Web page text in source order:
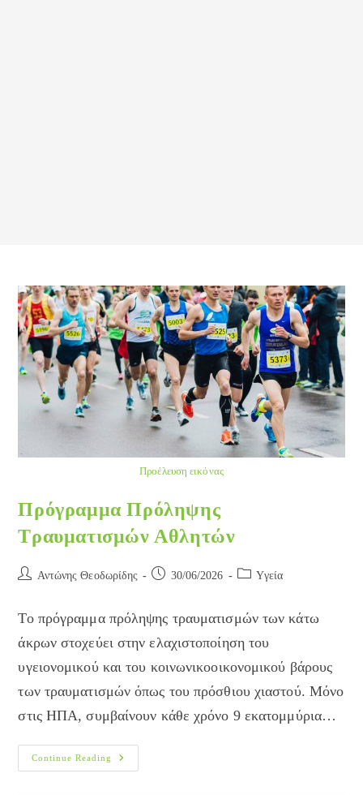
Προέλευση εικόνας
Πρόγραμμα Πρόληψης
Τραυματισμών Αθλητών
Post Αντώνης Θεοδωρίδης
Post 30/06/2026
PostYγεία
Το πρόγραμμα πρόληψης τραυματισμών των κάτω
άκρων στοχεύει στην ελαχιστοποίηση του
υγειονομικού και του κοινωνικοοικονομικού βάρους
των τραυματισμών όπως του πρόσθιου χιαστού. Μόνο
στις ΗΠΑ, συμβαίνουν κάθε χρόνο 9 εκατομμύρια…
Continue Reading
Πρόγραμμα
Πρόληψης